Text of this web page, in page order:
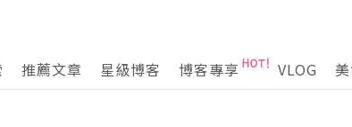
推薦文章 星級博客 博客專享 VLOG